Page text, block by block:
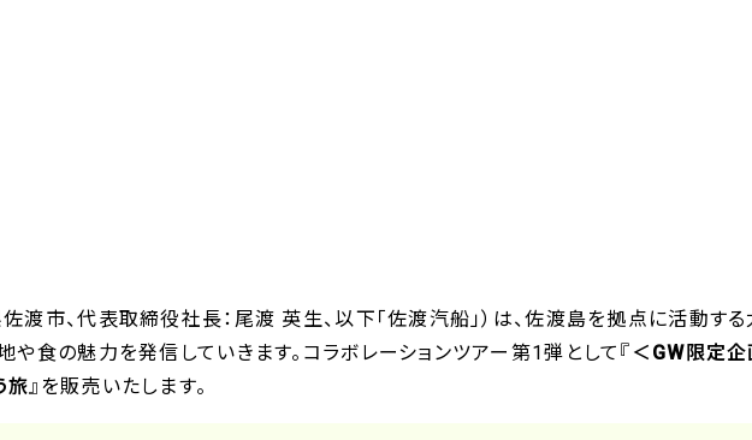
渡市、代表取締役社長：尾渡 英生、以下「佐渡汽船」）は、佐渡島を拠点に活動す
や食の魅力を発信していきます。コラボレーションツアー第1弾として『 ＜GW限定
旅』を販売いたします。